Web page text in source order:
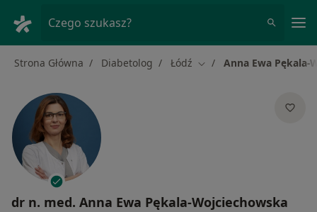
Czego szukasz?
Strona Główna Diabetolog Łódź Zmień miasto
Anna Ewa Pękala-
dr n. med. Anna Ewa Pękala-Wojciechowska